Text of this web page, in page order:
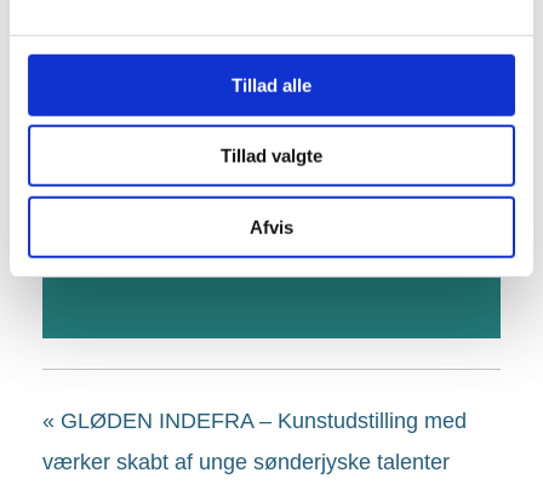
Tillad alle
Tillad valgte
Afvis
Sønderborg, Danmark + Google Maps
+ GOOGLE CALENDAR
+ ICAL EXPORT
« GLØDEN INDEFRA – Kunstudstilling med
værker skabt af unge sønderjyske talenter